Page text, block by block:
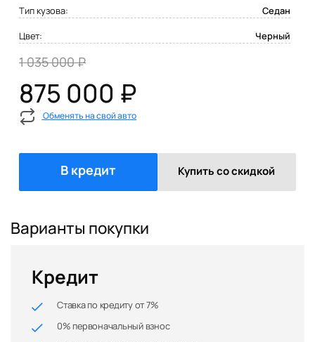
Тип кузова:
Седан
Цвет:
Черный
1 035 000 ₽
875 000 ₽
Обменять на свой авто
В кредит Купить со скидкой
Варианты покупки
Кредит
Ставка по кредиту от 7%
0% первоначальный взнос